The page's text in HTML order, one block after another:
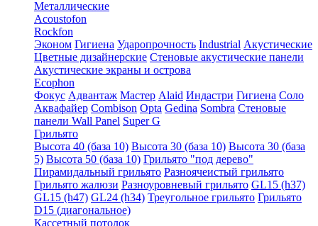
Металлические
Acoustofon
Rockfon
Эконом Гигиена Ударопрочность Industrial Акустические
Цветные дизайнерские Стеновые акустические панели
Акустические экраны и острова
Ecophon
Фокус Адвантаж Мастер Alaid Индастри Гигиена Соло
Аквафайер Combison Opta Gedina Sombra Стеновые
панели Wall Panel Super G
Грильято
Высота 40 (база 10) Высота 30 (база 10) Высота 30 (база
5) Высота 50 (база 10) Грильято "под дерево"
Пирамидальный грильято Разноячеистый грильято
Грильято жалюзи Разноуровневый грильято GL15 (h37)
GL15 (h47) GL24 (h34) Треугольное грильято Грильято
D15 (диагональное)
Кассетный потолок